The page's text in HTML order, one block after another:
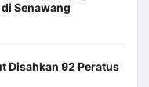
Senawang
Disahkan 92 Peratus